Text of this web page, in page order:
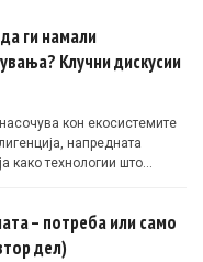
ги намали
Клучни дискусии
кон екосистемите
напредната
како технологии што
– потреба или само
дел)